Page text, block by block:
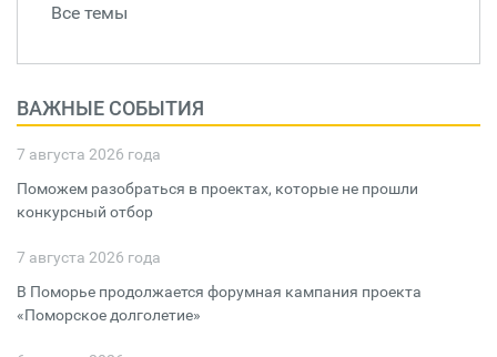
Все темы
ВАЖНЫЕ СОБЫТИЯ
7 августа 2026 года
Поможем разобраться в проектах, которые не прошли
конкурсный отбор
7 августа 2026 года
В Поморье продолжается форумная кампания проекта
«Поморское долголетие»